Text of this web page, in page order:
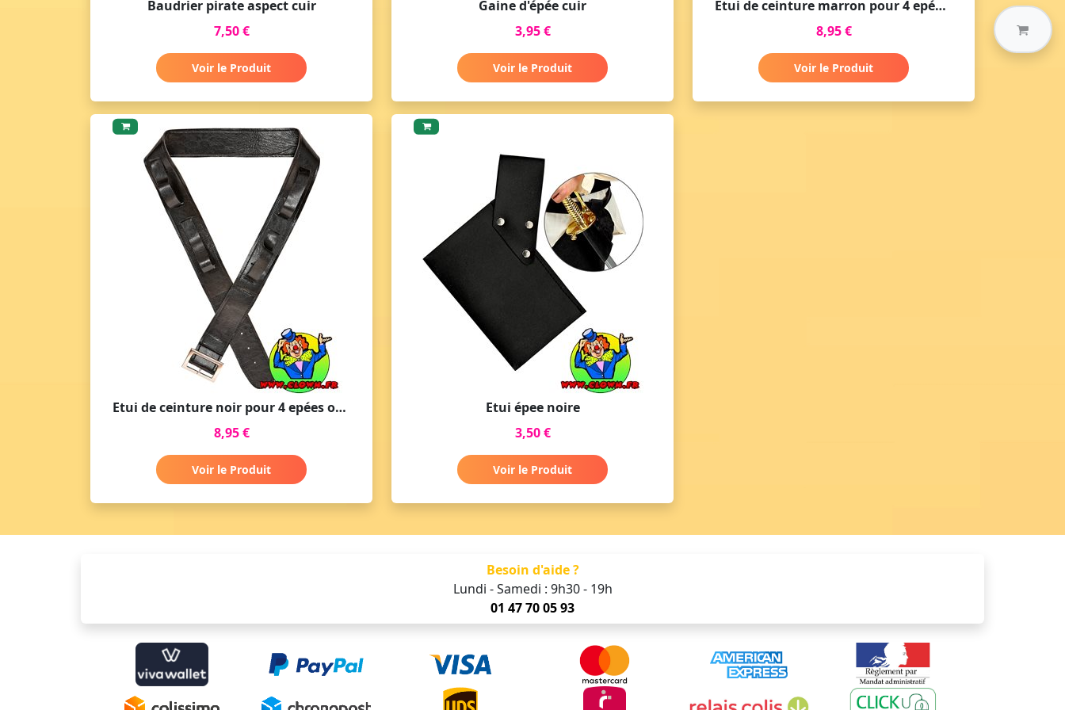
Baudrier pirate aspect cuir
7,50 €
Voir le Produit
Gaine d'épée cuir
3,95 €
Voir le Produit
Etui de ceinture marron pour 4 epées ou armes aspect cuir
8,95 €
Voir le Produit
Etui de ceinture noir pour 4 epées ou armes aspect cuir
8,95 €
Voir le Produit
Etui épee noire
3,50 €
Voir le Produit
Besoin d'aide ?
Lundi - Samedi : 9h30 - 19h
01 47 70 05 93